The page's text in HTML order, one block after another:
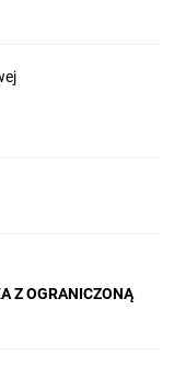
Z OGRANICZONĄ